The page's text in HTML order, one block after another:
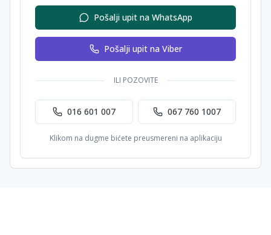
Pošalji upit na WhatsApp
Pošalji upit na Viber
ILI POZOVITE
016 601 007 067 760 1007
Klikom na dugme bićete preusmereni na aplikaciju